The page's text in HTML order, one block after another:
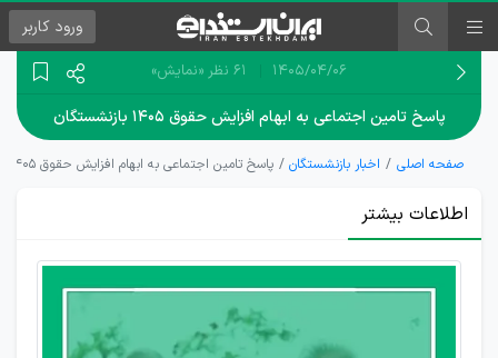
ورود کاربر
۱۴۰۵/۰۴/۰۶ 61 نظر «نمایش»
پاسخ تامین اجتماعی به ابهام افزایش حقوق ۱۴۰۵ بازنشستگان
صفحه اصلی اخبار بازنشستگان پاسخ تامین اجتماعی به ابهام افزایش حقوق ۱۴۰۵ بازنشستگان
اطلاعات بیشتر
جزئیات
نحوه